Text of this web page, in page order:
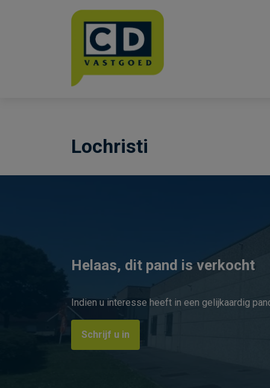
Menu overslaan en naar de inhoud gaan
Lochristi
Helaas, dit pand is verkocht
Indien u interesse heeft in een gelijkaardig
Schrijf u in